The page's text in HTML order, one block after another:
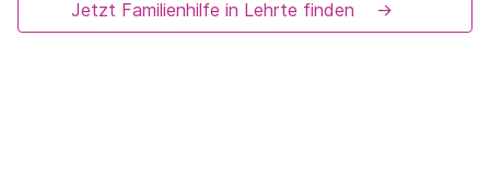
Jetzt Familienhilfe in Lehrte finden →